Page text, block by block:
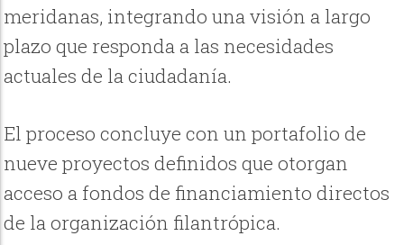
meridanas, integrando una visión a largo
plazo que responda a las necesidades
actuales de la ciudadanía.
El proceso concluye con un portafolio de
nueve proyectos definidos que otorgan
acceso a fondos de financiamiento directos
de la organización filantrópica.